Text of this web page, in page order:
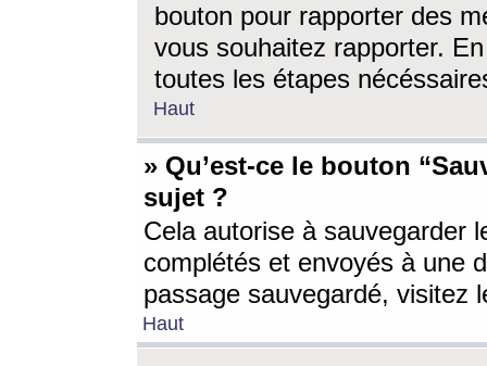
bouton pour rapporter des
vous souhaitez rapporter.
toutes les étapes
Haut
» Qu’est-ce le bouton
sujet ?
Cela autorise à sauvegarder
complétés et envoyés à une
passage sauvegardé, visitez
Haut